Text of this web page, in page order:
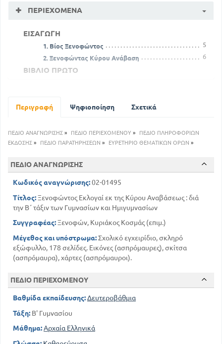
ΠΕΡΙΕΧΌΜΕΝΑ
ΕΙΣΑΓΩΓΗ
1. Βίος Ξενοφώντος
5
2. Ξενοφώντας Κύρου Ανάβαση
6
ΒΙΒΛΙΟ ΠΡΩΤΟ
Β'. Συγκέντρωση των Ελλήνων μισθ / ρων στις
Περίληψη των κεφαλαίων
15
17
Περίληψη του κεφ 9
Δ'. Συνέχεια της μάχης - Δεύτερη νίκη των Ελλήνων
ΒΙΒΛΙΟ ΔΕΥΤΕΡΟ
Α'. Διαπραγματεύσεις των Ελλήνων μεταξύ του
Αριαίου και του Αρταξέρξου
Β'. Σπονδές μεταξύ βασιλιά και Ελλήνων
Περίληψη του κεφ 4
Γ'. β'. Προσέλευση στη σκηνή του Τισσαφέρνους
πεντε στρατηγών και είκοσι λοχαγών - Σύλληψη και
ΒΙΒΛΙΟ ΤΡΙΤΟ
Α'. α'. Αθυμία των Ελλήννων. Ενθάρρυνση των
Περιγραφή Ψηφιοποίηση Σχετικά
ΠΕΔΙΟ ΑΝΑΓΝΩΡΙΣΗΣ » ΠΕΔΙΟ ΠΕΡΙΕΧΟΜΕΝΟΥ »
ΠΕΔΙΟ ΠΛΗΡΟΦΟΡΙΩΝ
ΕΚΔΟΣΗΣ » ΠΕΔΙΟ ΠΑΡΑΤΗΡΗΣΕΩΝ » ΕΥΡΕΤΗΡΙΟ ΘΕΜΑΤΙΚΩΝ ΟΡΩΝ »
ΠΕΔΙΟ ΑΝΑΓΝΩΡΙΣΗΣ
Κωδικός αναγνώρισης:02-01495
Τίτλος:Ξενοφώντος Εκλογαί εκ της Κύρου Αναβάσεως : διά
την Β΄ τάξιν των Γυμνασίων και Ημιγυμνασίων
Συγγραφέας:Ξενοφών, Κυριάκος Κοσμάς (επιμ.)
Μέγεθος και υπόστρωμα:Σχολικό εγχειρίδιο, σκληρό
εξώφυλλο, 178 σελίδες. Εικόνες (ασπρόμαυρες), σκίτσα
(ασπρόμαυρα), χάρτες (ασπρόμαυροι).
ΠΕΔΙΟ ΠΕΡΙΕΧΟΜΕΝΟΥ
Βαθμίδα εκπαίδευσης:Δευτεροβάθμια
Τάξη: Β' Γυμνασίου
Μάθημα:Αρχαία Ελληνικά